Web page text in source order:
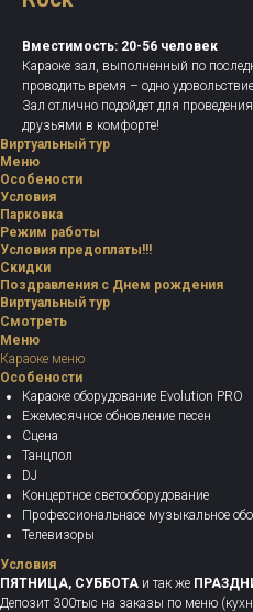
Вместимость: 20-56 человек
Караоке зал, выполненный по
проводить время – одно
Зал отлично подойдет для
друзьями в комфорте!
Виртуальный тур
Меню
Особености
Условия
Парковка
Режим работы
Условия предоплаты!!!
Скидки
Поздравления с Днем рождения
Виртуальный тур
Смотреть
Меню
Караоке меню
Особености
Караоке оборудование Evolution PRO
Ежемесячное обновление песен
Сцена
Танцпол
DJ
Концертное светооборудование
Профессиональнаое музыкальное
Телевизоры
Условия
ПЯТНИЦА, СУББОТА и так же
Депозит 300тыс на заказы по меню